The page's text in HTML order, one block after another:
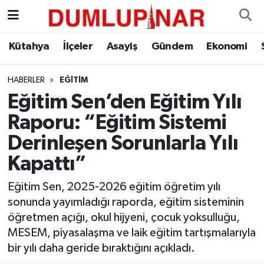
Kütahya İlçeler Asayiş Gündem Ekonomi
HABERLER EĞITIM
Eğitim Sen’den Eğitim Yılı
Raporu: “Eğitim Sistemi
Derinleşen Sorunlarla Yılı
Kapattı”
Eğitim Sen, 2025-2026 eğitim öğretim yılı
sonunda yayımladığı raporda, eğitim sisteminin
öğretmen açığı, okul hijyeni, çocuk yoksulluğu,
MESEM, piyasalaşma ve laik eğitim tartışmalarıyla
bir yılı daha geride bıraktığını açıkladı.
Asayiş
Diğer
Dünya
Eğitim
Ekonomi
Eleman
Gündem
Kütahya Hava Durumu
Kütahya Trafik Yoğunluk Haritası
Süper Lig Puan Durumu ve Fikstür
Tüm Manşetler
Son Dakika Haberleri
Haber Arşivi